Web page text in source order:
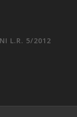
L.R. 5/2012